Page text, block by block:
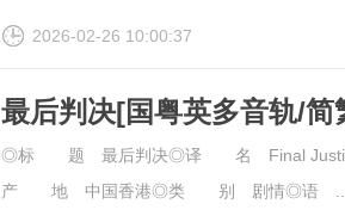
2026-02-26 10:00:37
最后判决[国粤英多音轨/简
幕
◎标 题 最后判决◎译 名 Final
产 地 中国香港◎类 别 剧情◎语